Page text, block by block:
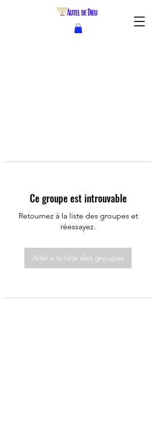
Ce groupe est introuvable
Retournez à la liste des groupes et
réessayez.
Aller à la liste des groupes